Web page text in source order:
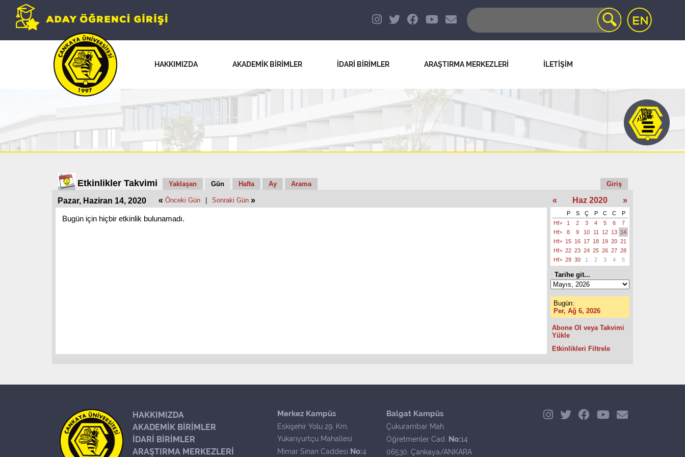
HAKKIMIZDA AKADEMİK BİRİMLER İDARİ BİRİMLER ARAŞTIRMA MERKEZLERİ İLETİŞİM
Etkinlikler Takvimi Yaklaşan Gün Hafta Ay Arama Giriş
Pazar, Haziran 14, 2020 « Önceki Gün Sonraki Gün »
Bugün için hiçbir etkinlik bulunamadı.
« Haz 2020 »
P S Ç P C C
P
Hf>
1 2 3 4 5 6
7
Hf>
8 9 10 11 12 13 14
Hf> 15 16 17 18 19 20 21
Hf> 22 23 24 25 26 27 28
Hf> 29 30 1 2 3 4 5
Tarihe git...
Bugün:
Per, Ağ 6, 2026
Abone Ol veya Takvimi
Yükle
Etkinlikleri Filtrele
HAKKIMIZDA
AKADEMİK BİRİMLER
İDARİ BİRİMLER
ARAŞTIRMA MERKEZLERİ
Merkez Kampüs
Eskişehir Yolu 29. Km.
Yukarıyurtçu Mahallesi
Mimar Sinan Caddesi No:4
Balgat Kampüs
Çukurambar Mah.
Öğretmenler Cad. No:14
06530, Çankaya/ANKARA